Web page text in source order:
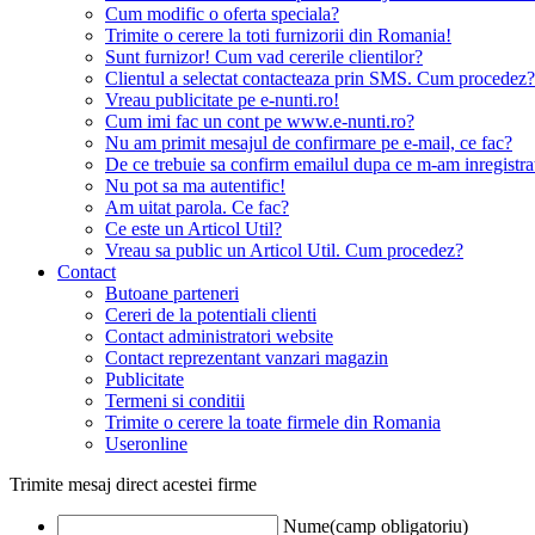
Cum modific o oferta speciala?
Trimite o cerere la toti furnizorii din Romania!
Sunt furnizor! Cum vad cererile clientilor?
Clientul a selectat contacteaza prin SMS. Cum procedez?
Vreau publicitate pe e-nunti.ro!
Cum imi fac un cont pe www.e-nunti.ro?
Nu am primit mesajul de confirmare pe e-mail, ce fac?
De ce trebuie sa confirm emailul dupa ce m-am
Nu pot sa ma autentific!
Am uitat parola. Ce fac?
Ce este un Articol Util?
Vreau sa public un Articol Util. Cum procedez?
Contact
Butoane parteneri
Cereri de la potentiali clienti
Contact administratori website
Contact reprezentant vanzari magazin
Publicitate
Termeni si conditii
Trimite o cerere la toate firmele din Romania
Useronline
Trimite mesaj direct acestei firme
Nume(camp obligatoriu)